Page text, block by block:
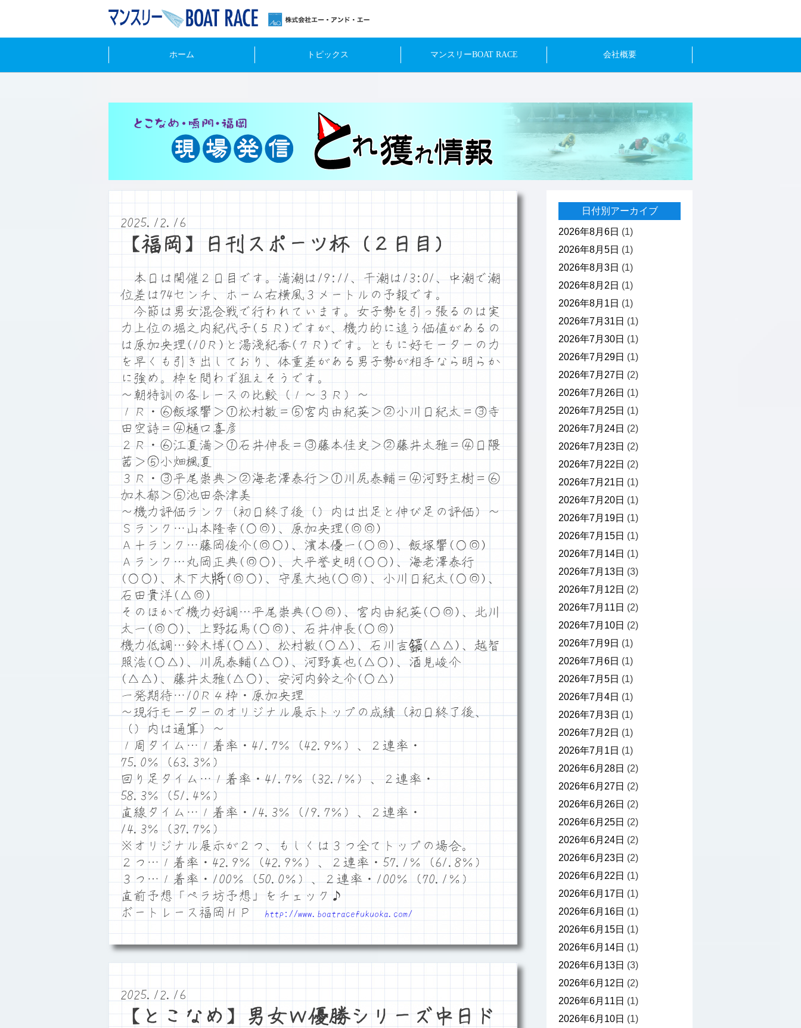
ホーム トピックス マンスリーBOAT RACE 会社概要
2025.12.16
【福岡】日刊スポーツ杯（２日目）
本日は開催２日目です。満潮は19:11、干潮は13:01、中潮で潮
位差は74センチ、ホーム右横風３メートルの予報です。
今節は男女混合戦で行われています。女子勢を引っ張るのは実
力上位の堀之内紀代子(５Ｒ)ですが、機力的に追う価値があるの
は原加央理(10Ｒ)と湯淺紀香(７Ｒ)です。ともに好モーターの力
を早くも引き出しており、体重差がある男子勢が相手なら明らか
に強め。枠を問わず狙えそうです。
～朝特訓の各レースの比較（１～３Ｒ）～
１Ｒ・⑥飯塚響＞①松村敏＝⑤宮内由紀英＞②小川日紀太＝③寺
田空詩＝④樋口喜彦
２Ｒ・⑥江夏満＞①石井伸長＝③藤本佳史＞②藤井太雅＝④日隈
茜＞⑤小畑楓夏
３Ｒ・③平尾崇典＞②海老澤泰行＞①川尻泰輔＝④河野主樹＝⑥
加木郁＞⑤池田奈津美
～機力評価ランク（初日終了後（）内は出足と伸び足の評価）～
Ｓランク…山本隆幸(○◎)、原加央理(◎◎)
Ａ＋ランク…藤岡俊介(◎○)、濱本優一(○◎)、飯塚響(○◎)
Ａランク…丸岡正典(◎○)、大平誉史明(○○)、海老澤泰行
(○○)、木下大將(◎○)、守屋大地(○◎)、小川日紀太(○◎)、
石田貴洋(△◎)
そのほかで機力好調…平尾崇典(○◎)、宮内由紀英(○◎)、北川
太一(◎○)、上野拓馬(○◎)、石井伸長(○◎)
機力低調…鈴木博(○△)、松村敏(○△)、石川吉鎬(△△)、越智
照浩(○△)、川尻泰輔(△○)、河野真也(△○)、酒見峻介
(△△)、藤井太雅(△○)、安河内鈴之介(○△)
一発期待…10Ｒ４枠・原加央理
～現行モーターのオリジナル展示トップの成績（初日終了後、
（）内は通算）～
１周タイム…１着率・41.7％（42.9％）、２連率・
75.0％（63.3％）
回り足タイム…１着率・41.7％（32.1％）、２連率・
58.3％（51.4％）
直線タイム…１着率・14.3％（19.7％）、２連率・
14.3％（37.7％）
※オリジナル展示が２つ、もしくは３つ全てトップの場合。
２つ…１着率・42.9％（42.9％）、２連率・57.1％（61.8％）
３つ…１着率・100％（50.0％）、２連率・100％（70.1％）
直前予想「ペラ坊予想」をチェック♪
ボートレース福岡ＨＰ http://www.boatracefukuoka.com/
2025.12.16
【とこなめ】男女Ｗ優勝シリーズ中日ド
日付別アーカイブ
2026年8月6日 (1)
2026年8月5日 (1)
2026年8月3日 (1)
2026年8月2日 (1)
2026年8月1日 (1)
2026年7月31日 (1)
2026年7月30日 (1)
2026年7月29日 (1)
2026年7月27日 (2)
2026年7月26日 (1)
2026年7月25日 (1)
2026年7月24日 (2)
2026年7月23日 (2)
2026年7月22日 (2)
2026年7月21日 (1)
2026年7月20日 (1)
2026年7月19日 (1)
2026年7月15日 (1)
2026年7月14日 (1)
2026年7月13日 (3)
2026年7月12日 (2)
2026年7月11日 (2)
2026年7月10日 (2)
2026年7月9日 (1)
2026年7月6日 (1)
2026年7月5日 (1)
2026年7月4日 (1)
2026年7月3日 (1)
2026年7月2日 (1)
2026年7月1日 (1)
2026年6月28日 (2)
2026年6月27日 (2)
2026年6月26日 (2)
2026年6月25日 (2)
2026年6月24日 (2)
2026年6月23日 (2)
2026年6月22日 (1)
2026年6月17日 (1)
2026年6月16日 (1)
2026年6月15日 (1)
2026年6月14日 (1)
2026年6月13日 (3)
2026年6月12日 (2)
2026年6月11日 (1)
2026年6月10日 (1)